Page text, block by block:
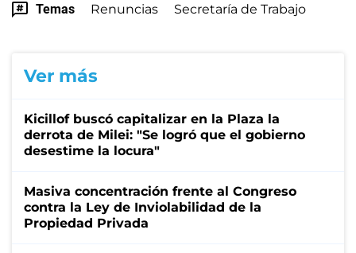
Temas Renuncias Secretaría de Trabajo
Ver más
Kicillof buscó capitalizar en la Plaza la
derrota de Milei: "Se logró que el gobierno
desestime la locura"
Masiva concentración frente al Congreso
contra la Ley de Inviolabilidad de la
Propiedad Privada